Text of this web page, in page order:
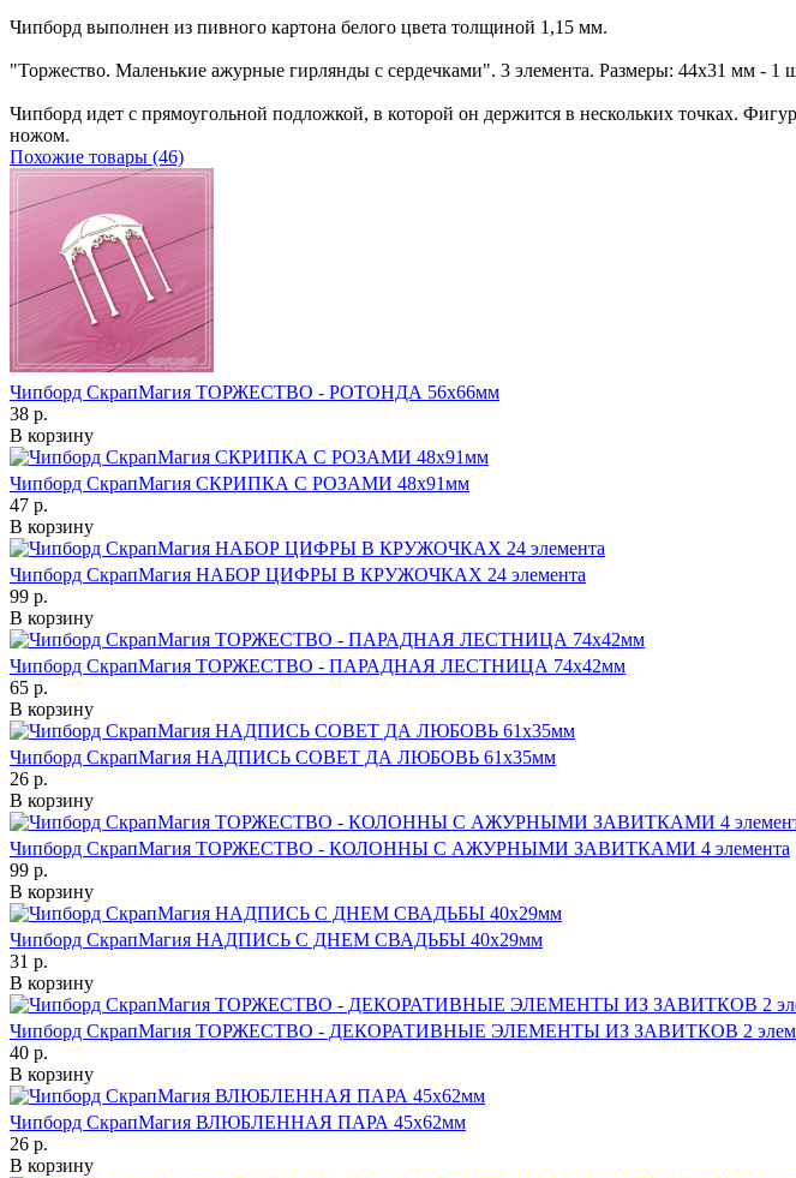
Чипборд выполнен из пивного картона белого цвета толщиной 1,15 мм.
"Торжество. Маленькие ажурные гирлянды с сердечками". 3 элемента. Размеры: 44х31 мм - 1
Чипборд идет с прямоугольной подложкой, в которой он держится в нескольких точках.
ножом.
Похожие товары (46)
Чипборд СкрапМагия ТОРЖЕСТВО - РОТОНДА 56х66мм
38 р.
В корзину
Чипборд СкрапМагия СКРИПКА С РОЗАМИ 48х91мм
47 р.
В корзину
Чипборд СкрапМагия НАБОР ЦИФРЫ В КРУЖОЧКАХ 24 элемента
99 р.
В корзину
Чипборд СкрапМагия ТОРЖЕСТВО - ПАРАДНАЯ ЛЕСТНИЦА 74х42мм
65 р.
В корзину
Чипборд СкрапМагия НАДПИСЬ СОВЕТ ДА ЛЮБОВЬ 61х35мм
26 р.
В корзину
Чипборд СкрапМагия ТОРЖЕСТВО - КОЛОННЫ С АЖУРНЫМИ ЗАВИТКАМИ 4 элемента
99 р.
В корзину
Чипборд СкрапМагия НАДПИСЬ С ДНЕМ СВАДЬБЫ 40х29мм
31 р.
В корзину
Чипборд СкрапМагия ТОРЖЕСТВО - ДЕКОРАТИВНЫЕ ЭЛЕМЕНТЫ ИЗ ЗАВИТКОВ 2
40 р.
В корзину
Чипборд СкрапМагия ВЛЮБЛЕННАЯ ПАРА 45х62мм
26 р.
В корзину